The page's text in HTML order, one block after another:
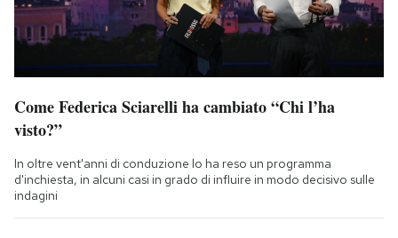
Come Federica Sciarelli ha cambiato “Chi l’ha
visto?”
In oltre vent'anni di conduzione lo ha reso un programma
d'inchiesta, in alcuni casi in grado di influire in modo decisivo sulle
indagini